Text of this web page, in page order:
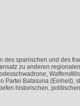
spanischen und des
zu anderen
Batasuna (Einheit),
historischen,